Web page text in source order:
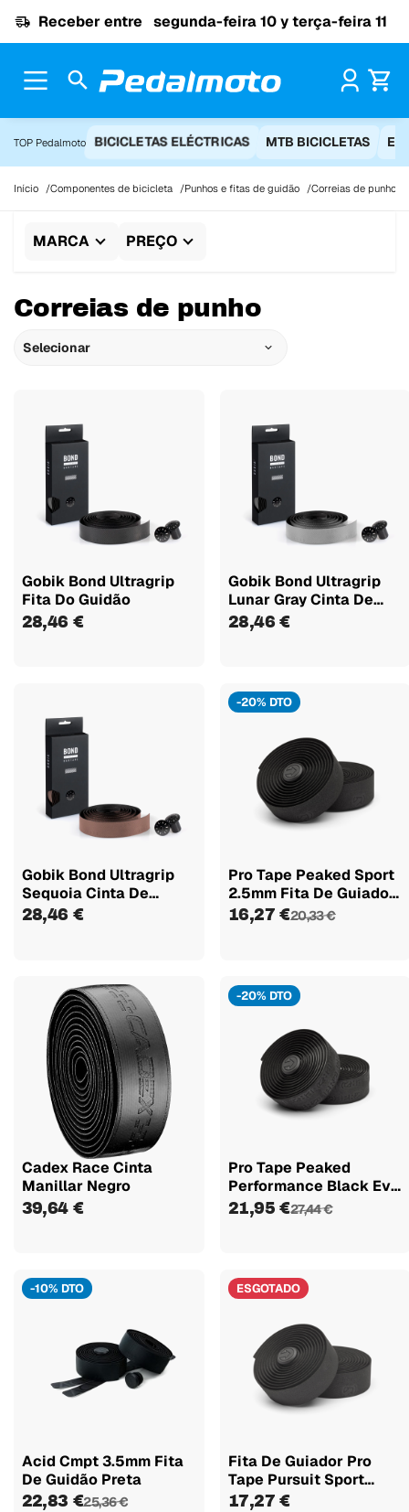
Receber entre segunda-feira 10 y terça-feira 11
TOP Pedalmoto BICICLETAS ELÉCTRICAS MTB BICICLETAS
Início Componentes de bicicleta Punhos e fitas de guidão Correias de punho
MARCA PREÇO
Correias de punho
Selecionar
Gobik Bond Ultragrip
Fita Do Guidão
28,46 €
Gobik Bond Ultragrip
Lunar Gray Cinta De
Manillar
28,46 €
Gobik Bond Ultragrip
Sequoia Cinta De
Manillar
28,46 €
-20% DTO
Pro Tape Peaked Sport
2.5mm Fita De Guiador
Preta
16,27 €20,33 €
Cadex Race Cinta
Manillar Negro
39,64 €
-20% DTO
Pro Tape Peaked
Performance Black Eva
2.5mm...
21,95 €27,44 €
-10% DTO
Acid Cmpt 3.5mm Fita
De Guidão Preta
22,83 €25,36 €
ESGOTADO
Fita De Guiador Pro
Tape Pursuit Sport
Preto...
17,27 €